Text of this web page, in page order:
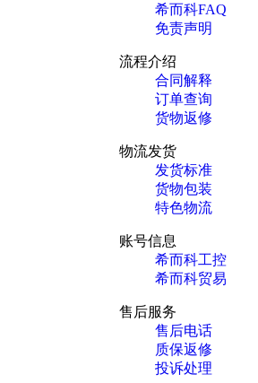
希而科FAQ
免责声明
流程介绍
合同解释
订单查询
货物返修
物流发货
发货标准
货物包装
特色物流
账号信息
希而科工控
希而科贸易
售后服务
售后电话
质保返修
投诉处理